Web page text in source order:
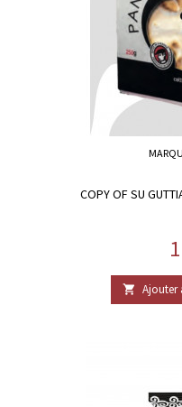
COPY OF SU
 Ajouter